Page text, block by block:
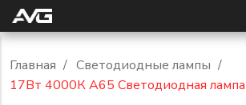
Главная / Светодиодные лампы /
17Вт 4000К A65 Светодиодная лампа